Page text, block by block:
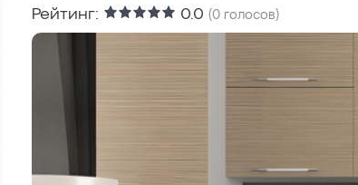
Рейтинг: 0.0 (0 голосов)